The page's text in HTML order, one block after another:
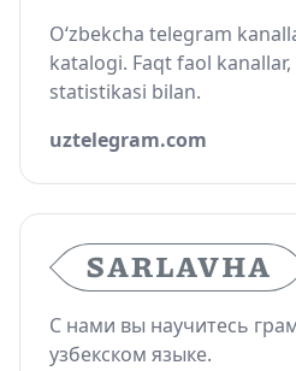
O‘zbekcha telegram
katalogi. Faqt faol
statistikasi bilan.
uztelegram.com
С нами вы научитесь
узбекском языке.